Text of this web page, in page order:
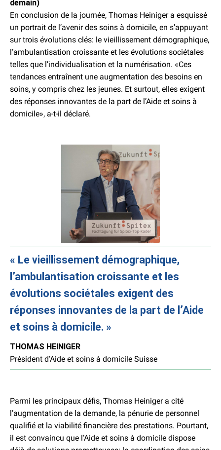
demain)
En conclusion de la journée, Thomas Heiniger a esquissé
un portrait de l’avenir des soins à domicile, en s’appuyant
sur trois évolutions clés: le vieillissement démographique,
l’ambulantisation croissante et les évolutions sociétales
telles que l’individualisation et la numérisation. «Ces
tendances entraînent une augmentation des besoins en
soins, y compris chez les jeunes. Et surtout, elles exigent
des réponses innovantes de la part de l’Aide et soins à
domicile», a-t-il déclaré.
Le vieillissement démographique,
l’ambulantisation croissante et les
évolutions sociétales exigent des
réponses innovantes de la part de l’Aide
et soins à domicile.
THOMAS HEINIGER
Président d’Aide et soins à domicile Suisse
Parmi les principaux défis, Thomas Heiniger a cité
l’augmentation de la demande, la pénurie de personnel
qualifié et la viabilité financière des prestations. Pourtant,
il est convaincu que l’Aide et soins à domicile dispose